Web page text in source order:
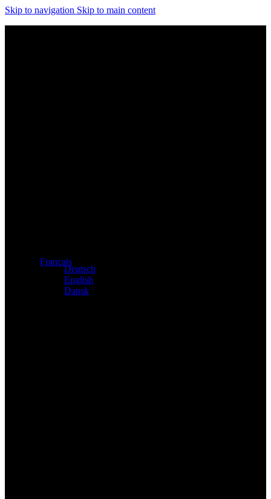
Skip to navigation Skip to main content
Français
Deutsch
English
Dansk